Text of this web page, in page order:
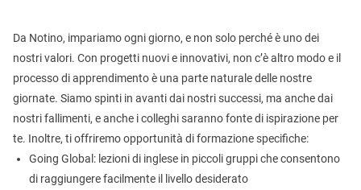
Da Notino, impariamo ogni giorno, e non solo perché è uno dei
nostri valori. Con progetti nuovi e innovativi, non c’è altro modo e il
processo di apprendimento è una parte naturale delle nostre
giornate. Siamo spinti in avanti dai nostri successi, ma anche dai
nostri fallimenti, e anche i colleghi saranno fonte di ispirazione per
te. Inoltre, ti offriremo opportunità di formazione specifiche:
Going Global: lezioni di inglese in piccoli gruppi che consentono
di raggiungere facilmente il livello desiderato